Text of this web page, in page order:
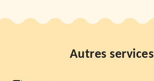
Autres services